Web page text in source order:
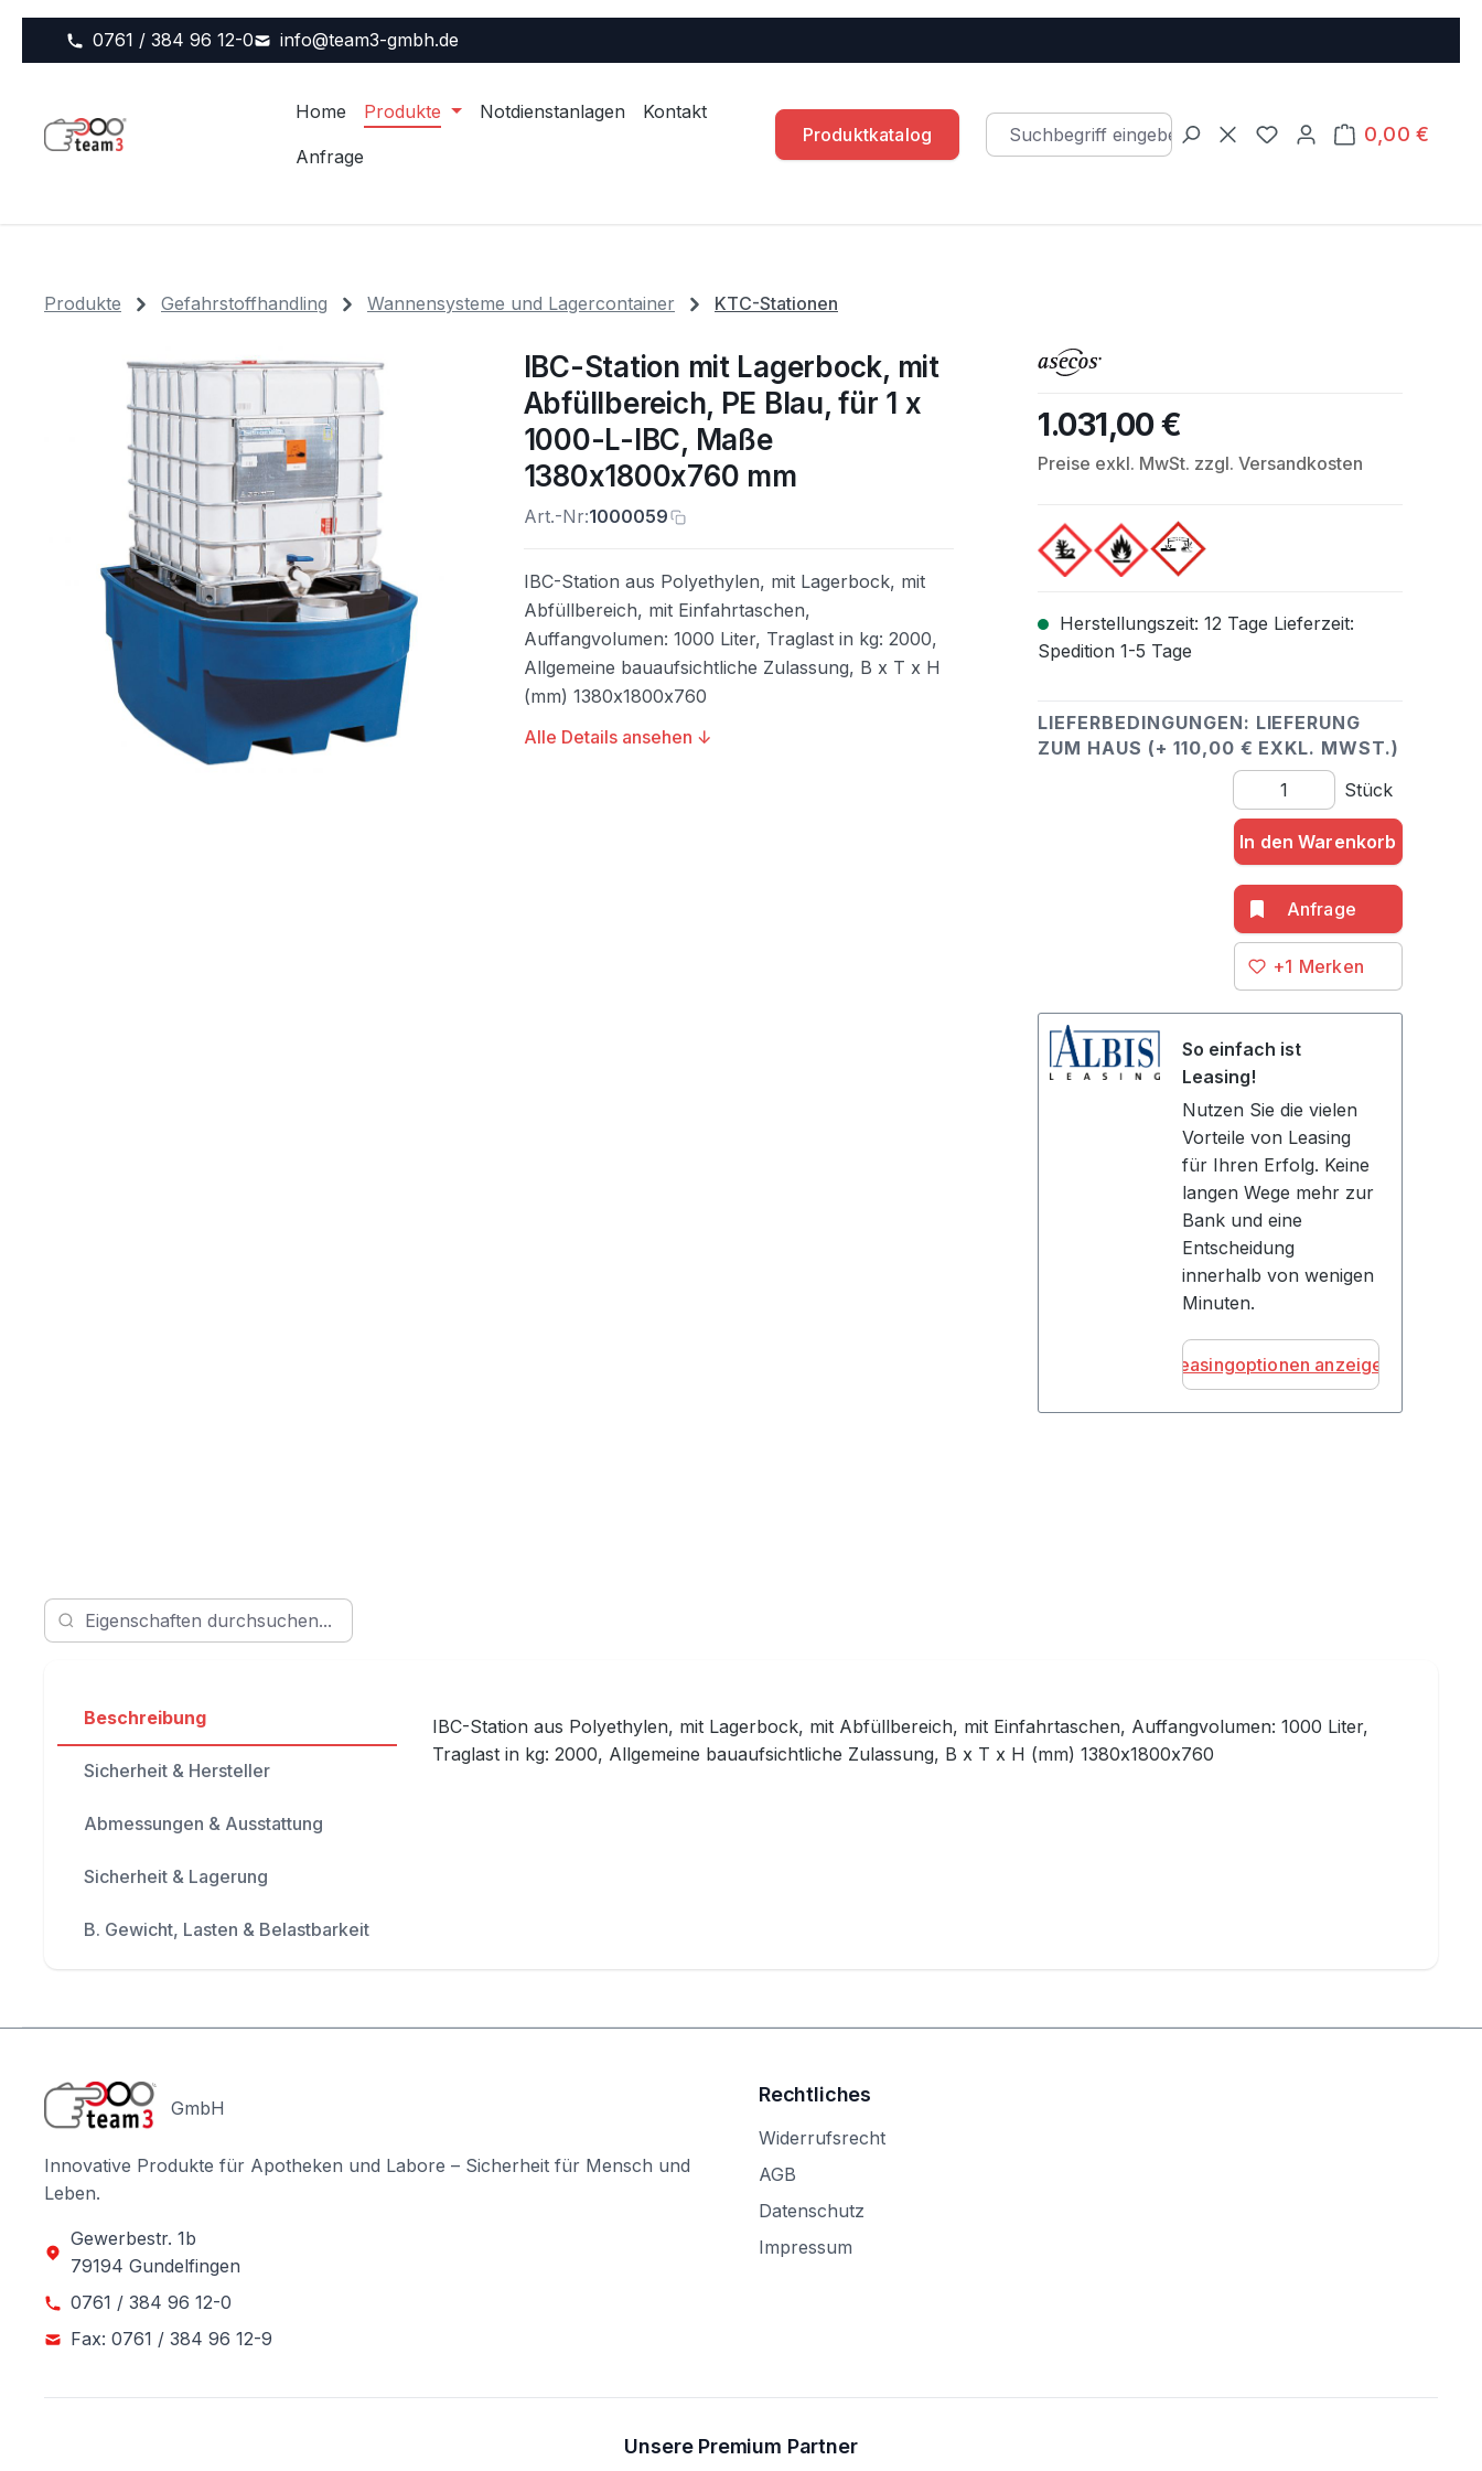
0761 / 384 96 12-0 info@team3-gmbh.de
Home Produkte Notdienstanlagen Kontakt
Anfrage
Produktkatalog
Du hast 0 Produkte auf
0,00 €
Warenkorb
Produkte Gefahrstoffhandling Wannensysteme und Lagercontainer
KTC-Stationen
IBC-Station mit Lagerbock, mit
Abfüllbereich, PE Blau, für 1 x
1000-L-IBC, Maße
1380x1800x760 mm
Art.-Nr:1000059
IBC-Station aus Polyethylen, mit Lagerbock, mit
Abfüllbereich, mit Einfahrtaschen,
Auffangvolumen: 1000 Liter, Traglast in kg: 2000,
Allgemeine bauaufsichtliche Zulassung, B x T x H
(mm) 1380x1800x760
Alle Details ansehen ↓
Regulärer Preis:
1.031,00 €
Preise exkl. MwSt. zzgl. Versandkosten
Herstellungszeit: 12 Tage Lieferzeit:
Spedition 1-5 Tage
LIEFERBEDINGUNGEN: LIEFERUNG
ZUM HAUS (+ 110,00 € EXKL. MWST.)
Produkt Anzahl: Gib den
Stück
In den Warenkorb
+1
So einfach ist
Leasing!
Nutzen Sie die vielen
Vorteile von Leasing
für Ihren Erfolg. Keine
langen Wege mehr zur
Bank und eine
Entscheidung
innerhalb von wenigen
Minuten.
Leasingoptionen anzeigen
Beschreibung
Sicherheit & Hersteller
Abmessungen & Ausstattung
Sicherheit & Lagerung
B. Gewicht, Lasten & Belastbarkeit
IBC-Station aus Polyethylen, mit Lagerbock, mit Abfüllbereich, mit Einfahrtaschen, Auffangvolumen: 1000 Liter,
Traglast in kg: 2000, Allgemeine bauaufsichtliche Zulassung, B x T x H (mm) 1380x1800x760
GmbH
Innovative Produkte für Apotheken und Labore – Sicherheit für Mensch und
Leben.
Gewerbestr. 1b
79194 Gundelfingen
0761 / 384 96 12-0
Fax: 0761 / 384 96 12-9
Rechtliches
Widerrufsrecht
AGB
Datenschutz
Impressum
Unsere Premium Partner